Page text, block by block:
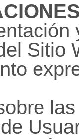
Sitio